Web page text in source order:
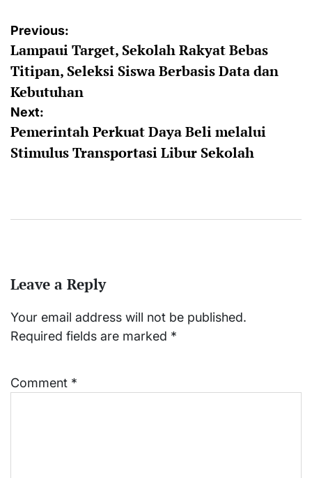
Post
navigation
Previous:
Lampaui Target, Sekolah Rakyat Bebas
Titipan, Seleksi Siswa Berbasis Data dan
Kebutuhan
Next:
Pemerintah Perkuat Daya Beli melalui
Stimulus Transportasi Libur Sekolah
Leave a Reply
Your email address will not be published.
Required fields are marked *
Comment *